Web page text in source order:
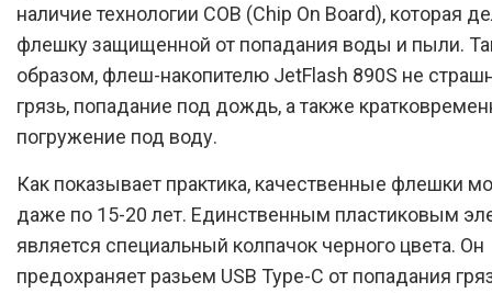
наличие технологии COB (Chip On Board), которая
флешку защищенной от попадания воды и пыли.
образом, флеш-накопителю JetFlash 890S не
грязь, попадание под дождь, а также
погружение под воду.
Как показывает практика, качественные флешки
даже по 15-20 лет. Единственным пластиковым
является специальный колпачок черного цвета. Он
предохраняет разьем USB Type-C от попадания